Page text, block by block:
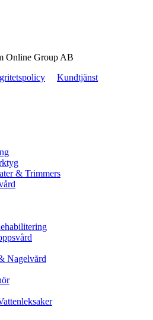
Online Group AB
Kundtjänst
& Trimmers
Nagelvård